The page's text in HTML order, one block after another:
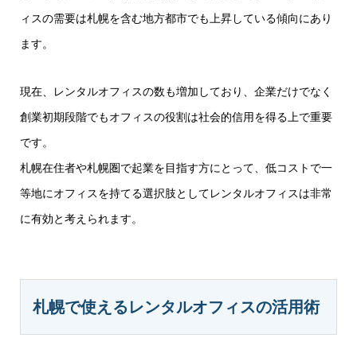
ィスの需要は札幌を含む地方都市でも上昇している傾向にあり
ます。
現在、レンタルオフィスの数も増加しており、企業だけでなく
創業初期段階でもオフィスの役割は社会的信用を得る上で重要
です。
札幌在住者や札幌圏で起業を目指す方にとって、低コストで一
等地にオフィスを持てる選択肢としてレンタルオフィスは非常
に有効と考えられます。
札幌で使えるレンタルオフィスの活用術